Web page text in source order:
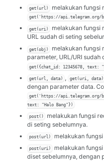
get(url) melakukan fungsi
get('https://api.telegram.org/
get(uri)
melakukan fungsi
URL sudah di seting
get(obj)
melakukan fungsi
parameter, URL/URI
get({chat_id: 12345678, text:
get(url, data) , get(uri, data)
dengan parameter data.
get('https://api.telegram.org/
text: "Halo Bang"})
post()
melakukan fungsi
di seting sebelumnya.
post(url) melakukan
post(uri)
melakukan
diset sebelumnya, dengan